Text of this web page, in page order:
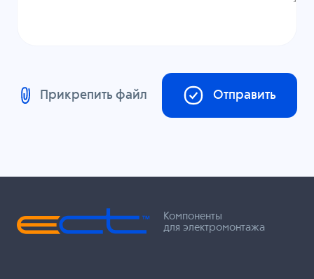
Прикрепить файл Отправить
Компоненты
для электромонтажа